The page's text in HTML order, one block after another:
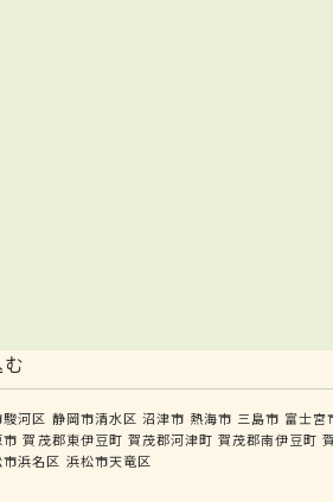
河区 静岡市清水区 沼津市 熱海市 三島市 富士宮
賀茂郡東伊豆町 賀茂郡河津町 賀茂郡南伊豆町
市浜名区 浜松市天竜区